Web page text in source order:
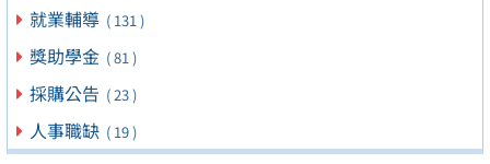
就業輔導 ( 131 )
獎助學金 ( 81 )
採購公告 ( 23 )
人事職缺 ( 19 )